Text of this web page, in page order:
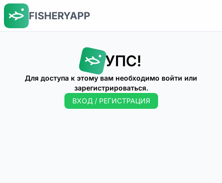
FISHERYAPP
УПС!
Для доступа к этому вам необходимо войти или
зарегистрироваться.
ВХОД / РЕГИСТРАЦИЯ